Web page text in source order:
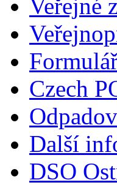
Veřejné
Czech
Další
DSO